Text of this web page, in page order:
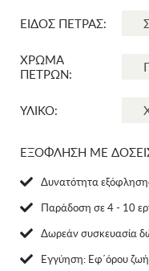
ΕΙΔΟΣ ΠΕΤΡΑΣ:
ΧΡΩΜΑ
ΠΕΤΡΩΝ:
ΥΛΙΚΟ:
ΕΞΟΦΛΗΣΗ ΜΕ
Δυνατότητα
Παράδοση σε 4 - 10
Δωρεάν συσκευασία
Eγγύηση: Εφ΄όρου